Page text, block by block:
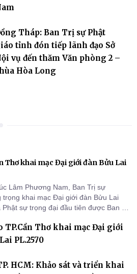
Tháp: Ban Trị sự Phật
tỉnh đón tiếp lãnh đạo Sở
vụ đến thăm Văn phòng 2 –
Hòa Long
Thơ khai mạc Đại giới đàn Bửu Lai
Lâm Phương Nam, Ban Trị sự
trọng khai mạc Đại giới đàn Bửu Lai
sự trọng đại đầu tiên được Ban Trị
đối với công tác truyền giới, đào tạo
Tăng-g
TP.Cần Thơ khai mạc Đại giới
PL.2570
HCM: Khảo sát và triển khai